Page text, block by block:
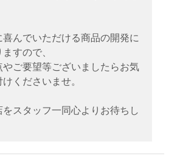
喜んでいただける商品の開発に
すので、
やご要望等ございましたらお気
くださいませ。
をスタッフ一同心よりお待ちし